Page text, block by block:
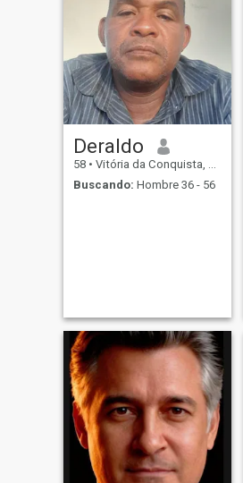
Deraldo
58 • Vitória da Conquista, Bahia, Brasil
Buscando: Hombre 36 - 56